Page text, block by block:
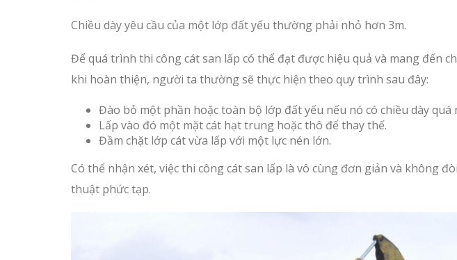
Chiều dày yêu cầu của một lớp đất yếu thường phải nhỏ hơn 3m.
Để quá trình thi công cát san lấp có thể đạt được hiệu quả và mang đến
khi hoàn thiện, người ta thường sẽ thực hiện theo quy trình sau đây:
Đào bỏ một phần hoặc toàn bộ lớp đất yếu nếu nó có chiều dày quá
Lấp vào đó một mặt cát hạt trung hoặc thô để thay thế.
Đầm chặt lớp cát vừa lấp với một lực nén lớn.
Có thể nhận xét, việc thi công cát san lấp là vô cùng đơn giản và không
thuật phức tạp.